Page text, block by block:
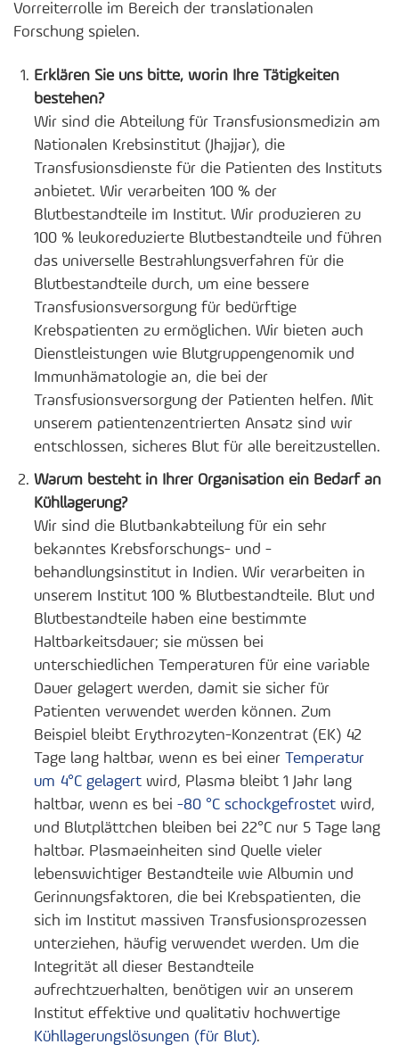
Vorreiterrolle im Bereich der translationalen
Forschung spielen.
Erklären Sie uns bitte, worin Ihre Tätigkeiten
bestehen?
Wir sind die Abteilung für Transfusionsmedizin am
Nationalen Krebsinstitut (Jhajjar), die
Transfusionsdienste für die Patienten des Instituts
anbietet. Wir verarbeiten 100 % der
Blutbestandteile im Institut. Wir produzieren zu
100 % leukoreduzierte Blutbestandteile und führen
das universelle Bestrahlungsverfahren für die
Blutbestandteile durch, um eine bessere
Transfusionsversorgung für bedürftige
Krebspatienten zu ermöglichen. Wir bieten auch
Dienstleistungen wie Blutgruppengenomik und
Immunhämatologie an, die bei der
Transfusionsversorgung der Patienten helfen. Mit
unserem patientenzentrierten Ansatz sind wir
entschlossen, sicheres Blut für alle bereitzustellen.
Warum besteht in Ihrer Organisation ein Bedarf an
Kühllagerung?
Wir sind die Blutbankabteilung für ein sehr
bekanntes Krebsforschungs- und -
behandlungsinstitut in Indien. Wir verarbeiten in
unserem Institut 100 % Blutbestandteile. Blut und
Blutbestandteile haben eine bestimmte
Haltbarkeitsdauer; sie müssen bei
unterschiedlichen Temperaturen für eine variable
Dauer gelagert werden, damit sie sicher für
Patienten verwendet werden können. Zum
Beispiel bleibt Erythrozyten-Konzentrat (EK) 42
Tage lang haltbar, wenn es bei einerTemperatur
um 4°C gelagert wird, Plasma bleibt 1 Jahr lang
haltbar, wenn es bei-80 °C schockgefrostet wird,
und Blutplättchen bleiben bei 22°C nur 5 Tage lang
haltbar. Plasmaeinheiten sind Quelle vieler
lebenswichtiger Bestandteile wie Albumin und
Gerinnungsfaktoren, die bei Krebspatienten, die
sich im Institut massiven Transfusionsprozessen
unterziehen, häufig verwendet werden. Um die
Integrität all dieser Bestandteile
aufrechtzuerhalten, benötigen wir an unserem
Institut effektive und qualitativ hochwertige
Kühllagerungslösungen (für Blut).